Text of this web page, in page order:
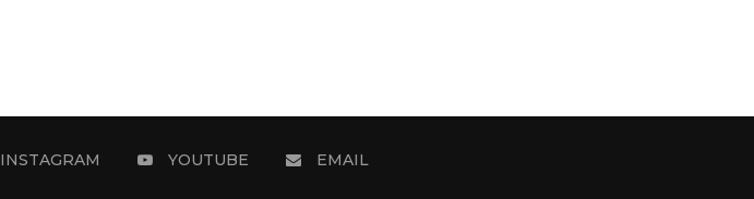
INSTAGRAM YOUTUBE EMAIL